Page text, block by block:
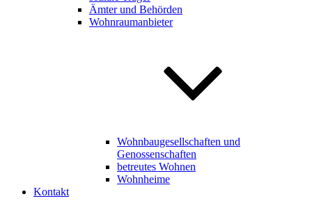
Ämter und Behörden
Wohnraumanbieter
Wohnbaugesellschaften und
Genossenschaften
betreutes Wohnen
Wohnheime
Kontakt